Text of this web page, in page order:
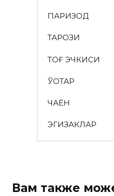
ПАРИЗОД
ТАРОЗИ
ТОҒ ЭЧКИСИ
ЎҚОТАР
ЧАЁН
ЭГИЗАКЛАР
Вам также